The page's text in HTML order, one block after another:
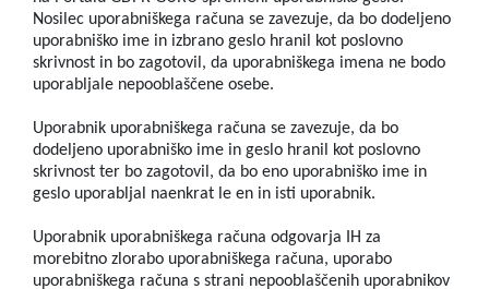
Nosilec uporabniškega računa se zavezuje, da bo dodeljeno
uporabniško ime in izbrano geslo hranil kot poslovno
skrivnost in bo zagotovil, da uporabniškega imena ne bodo
uporabljale nepooblaščene osebe.
Uporabnik uporabniškega računa se zavezuje, da bo
dodeljeno uporabniško ime in geslo hranil kot poslovno
skrivnost ter bo zagotovil, da bo eno uporabniško ime in
geslo uporabljal naenkrat le en in isti uporabnik.
Uporabnik uporabniškega računa odgovarja IH za
morebitno zlorabo uporabniškega računa, uporabo
uporabniškega računa s strani nepooblaščenih uporabnikov